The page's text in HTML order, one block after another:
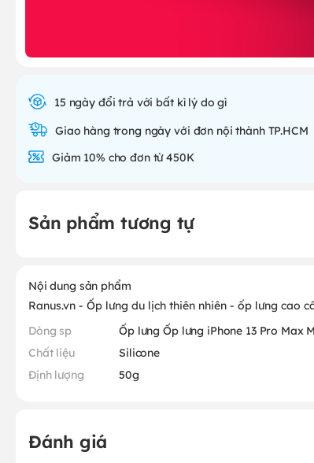
15 ngày đổi trả với bất kì lý do gì
Giao hàng trong ngày với đơn nội thành TP.HCM
Giảm 10% cho đơn từ 450K
Sản phẩm tương tự
Nội dung sản phẩm
Ranus.vn - Ốp lưng du lịch thiên nhiên - ốp lưng cao
Dòng sp
Ốp lưng Ốp lưng iPhone 13 Pro Max
Chất liệu
Silicone
Định lượng
50g
Đánh giá